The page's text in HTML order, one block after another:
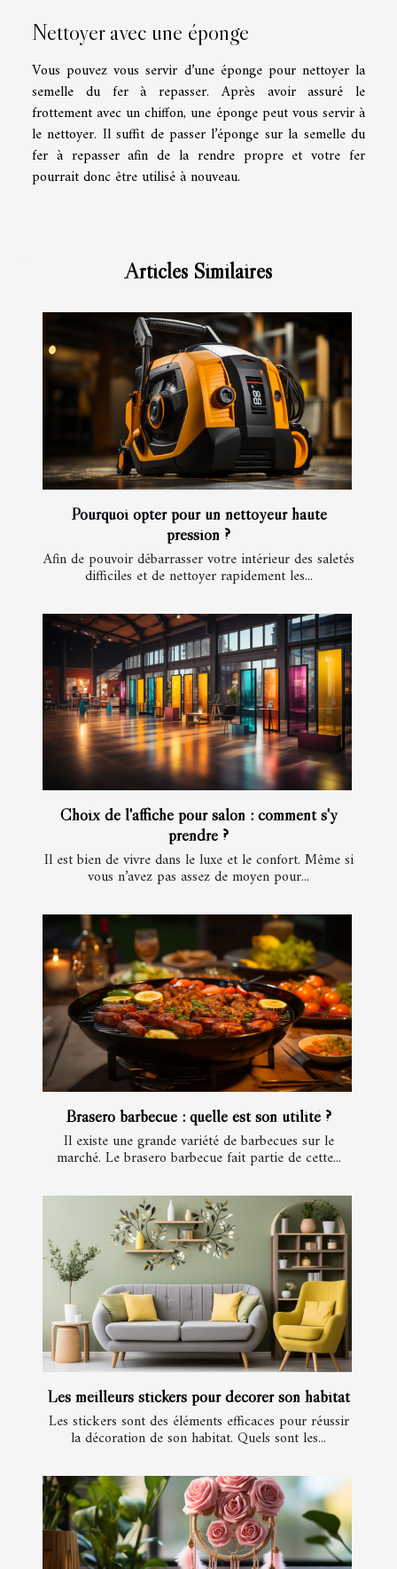
Nettoyer avec une éponge
Vous pouvez vous servir d’une éponge pour nettoyer la
semelle du fer à repasser. Après avoir assuré le
frottement avec un chiffon, une éponge peut vous servir à
le nettoyer. Il suffit de passer l’éponge sur la semelle du
fer à repasser afin de la rendre propre et votre fer
pourrait donc être utilisé à nouveau.
Articles Similaires
Pourquoi opter pour un nettoyeur haute
pression ?
Afin de pouvoir débarrasser votre intérieur des saletés
difficiles et de nettoyer rapidement les...
Choix de l'affiche pour salon : comment s'y
prendre ?
Il est bien de vivre dans le luxe et le confort. Même si
vous n’avez pas assez de moyen pour...
Brasero barbecue : quelle est son utilité ?
Il existe une grande variété de barbecues sur le
marché. Le brasero barbecue fait partie de cette...
Les meilleurs stickers pour décorer son habitat
Les stickers sont des éléments efficaces pour réussir
la décoration de son habitat. Quels sont les...